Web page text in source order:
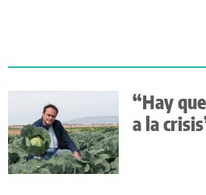
“Hay
a la